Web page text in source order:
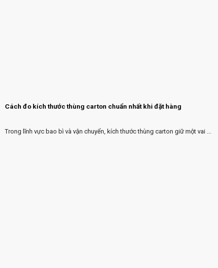
Cách đo kích thước thùng carton chuẩn nhất khi đặt hàng
Trong lĩnh vực bao bì và vận chuyển, kích thước thùng carton giữ một vai ...